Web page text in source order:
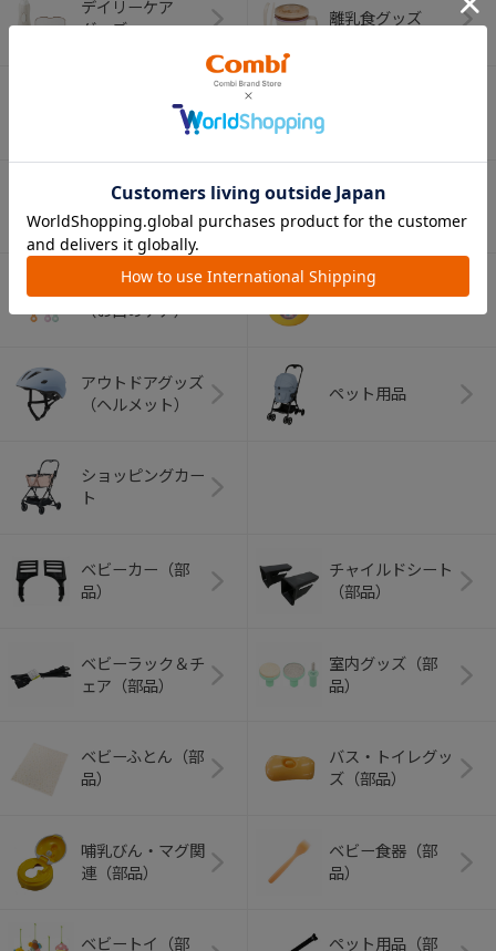
デイリーケア
グッズ
離乳食グッズ
おはし・スプー
ン・フォーク
お食事エプロン
オーラルケア
（お口のケア）
ベビートイ
アウトドアグッズ
（ヘルメット）
ペット用品
ショッピングカー
ト
ベビーカー（部
品）
チャイルドシート
（部品）
ベビーラック＆チ
ェア（部品）
室内グッズ（部
品）
ベビーふとん（部
品）
バス・トイレグッ
ズ（部品）
哺乳びん・マグ関
連（部品）
ベビー食器（部
品）
ベビートイ（部
ペット用品（部